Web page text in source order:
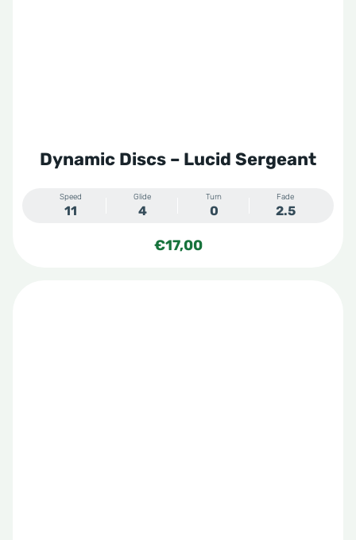
Dynamic Discs – Lucid Sergeant
Speed
11
Glide
4
Turn
0
Fade
2.5
€17,00